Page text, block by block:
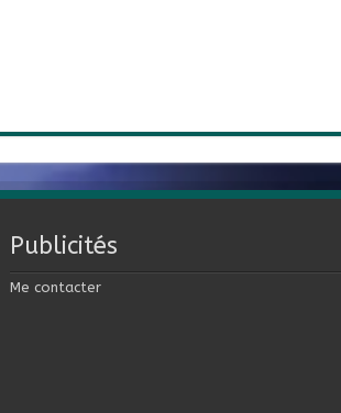
Publicités
Me contacter